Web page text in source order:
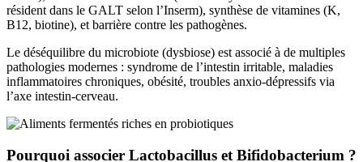
résident dans le GALT selon l’Inserm), synthèse de vitamines (K,
B12, biotine), et barrière contre les pathogènes.
Le déséquilibre du microbiote (dysbiose) est associé à de multiples
pathologies modernes : syndrome de l’intestin irritable, maladies
inflammatoires chroniques, obésité, troubles anxio-dépressifs via
l’axe intestin-cerveau.
Pourquoi associer Lactobacillus et Bifidobacterium ?